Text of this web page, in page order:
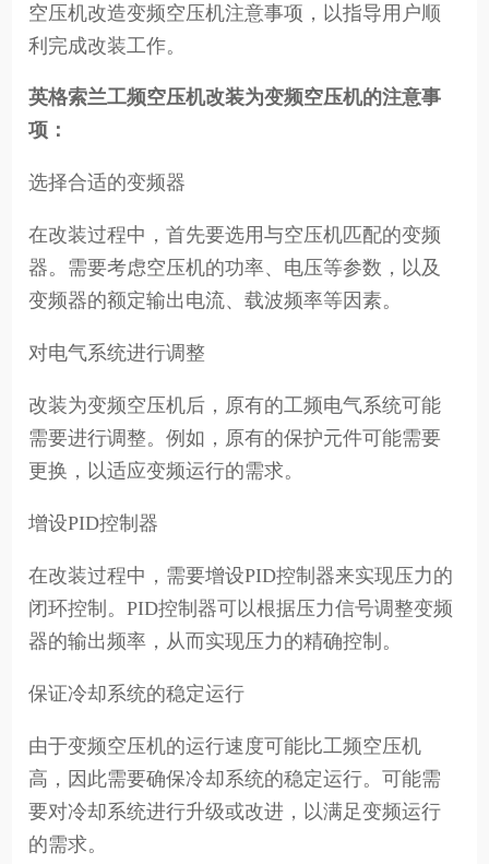
空压机改造变频空压机注意事项，以指导用户顺
利完成改装工作。
英格索兰工频空压机改装为变频空压机的注意事
项：
选择合适的变频器
在改装过程中，首先要选用与空压机匹配的变频
器。需要考虑空压机的功率、电压等参数，以及
变频器的额定输出电流、载波频率等因素。
对电气系统进行调整
改装为变频空压机后，原有的工频电气系统可能
需要进行调整。例如，原有的保护元件可能需要
更换，以适应变频运行的需求。
增设PID控制器
在改装过程中，需要增设PID控制器来实现压力的
闭环控制。PID控制器可以根据压力信号调整变频
器的输出频率，从而实现压力的精确控制。
保证冷却系统的稳定运行
由于变频空压机的运行速度可能比工频空压机
高，因此需要确保冷却系统的稳定运行。可能需
要对冷却系统进行升级或改进，以满足变频运行
的需求。